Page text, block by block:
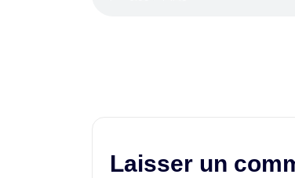
Laisser un